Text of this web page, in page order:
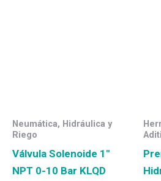
Neumática, Hidráulica y
Riego
Válvula Solenoide 1″
NPT 0-10 Bar KLQD